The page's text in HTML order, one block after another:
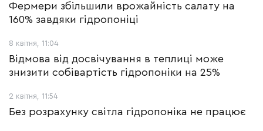
Фермери збільшили врожайність салату на
160% завдяки гідропоніці
8 квітня, 11:04
Відмова від досвічування в теплиці може
знизити собівартість гідропоніки на 25%
2 квітня, 11:54
Без розрахунку світла гідропоніка не працює